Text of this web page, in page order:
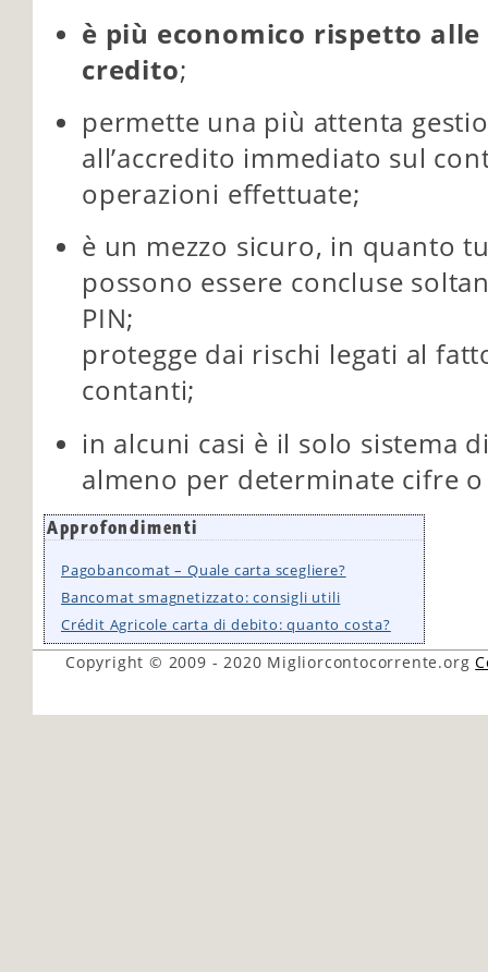
è più economico rispetto
credito;
permette una più attenta
all’accredito immediato sul
operazioni effettuate;
è un mezzo sicuro, in quanto
possono essere concluse
PIN;
protegge dai rischi legati al
contanti;
in alcuni casi è il solo sistema
almeno per determinate cifre
Approfondimenti
Pagobancomat – Quale carta scegliere?
Bancomat smagnetizzato: consigli utili
Crédit Agricole carta di debito: quanto costa?
Copyright © 2009 - 2020 Migliorcontocorrente.org